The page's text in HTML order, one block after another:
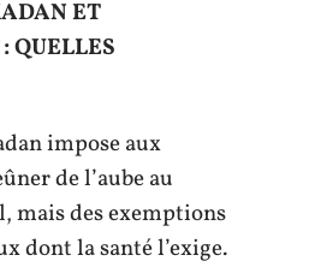
ET
QUELLES
impose aux
de l’aube au
mais des exemptions
dont la santé l’exige.